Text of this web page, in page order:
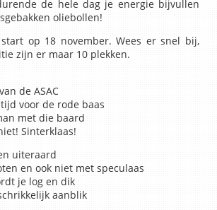
de hele dag je energie bijvullen
oliebollen!
start op 18 november. Wees er snel bij,
zijn er maar 10 plekken.
de ASAC
voor de rode baas
met die baard
Sinterklaas!
uiteraard
en ook niet met speculaas
je log en dik
aanblik